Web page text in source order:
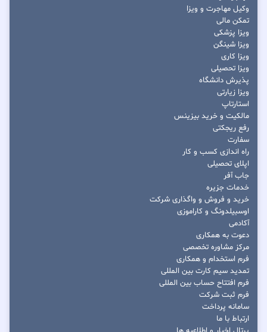
وکیل مهاجرت و ویزا
تمکن مالی
ویزا پزشکی
ویزا شینگن
ویزا کاری
ویزا تحصیلی
پذیرش دانشگاه
ویزا زیارتی
استارتاپ
مالکیت و خرید بیزینس
رفع ریجکتی
سفارت
راه اندازی کسب و کار
اپلای تحصیلی
جاب آفر
خدمات جزیره
خرید و فروش و واگذاری شرکت
اوسبیلدونگ و کاراموزی
آکادمی
دعوت به همکاری
مرکز مشاوره تخصصی
فرم استخدام و همکاری
تمدید سیم کارت بین المللی
فرم افتتاح حساب بین المللی
فرم ثبت شرکت
سامانه پرداخت
ارتباط با ما